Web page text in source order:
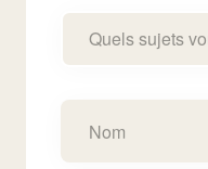
Quels sujets